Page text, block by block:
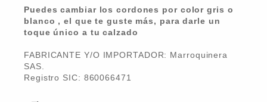
Puedes cambiar los cordones por color gris o
blanco , el que te guste más, para darle un
toque único a tu calzado
FABRICANTE Y/O IMPORTADOR: Marroquinera
SAS.
Registro SIC: 860066471